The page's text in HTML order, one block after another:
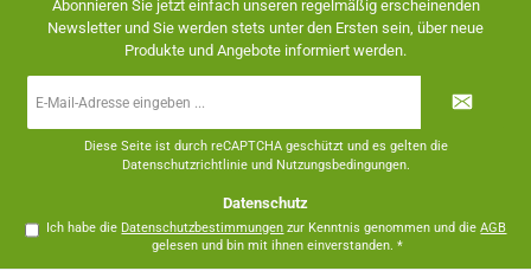
Abonnieren Sie jetzt einfach unseren regelmäßig erscheinenden
Newsletter und Sie werden stets unter den Ersten sein, über neue
Produkte und Angebote informiert werden.
Mail-
Diese Seite ist durch reCAPTCHA geschützt und es gelten die
Datenschutzrichtlinieund Nutzungsbedingungen.
Datenschutz
Ich habe die Datenschutzbestimmungen zur Kenntnis genommen und dieAGB
gelesen und bin mit ihnen einverstanden. *